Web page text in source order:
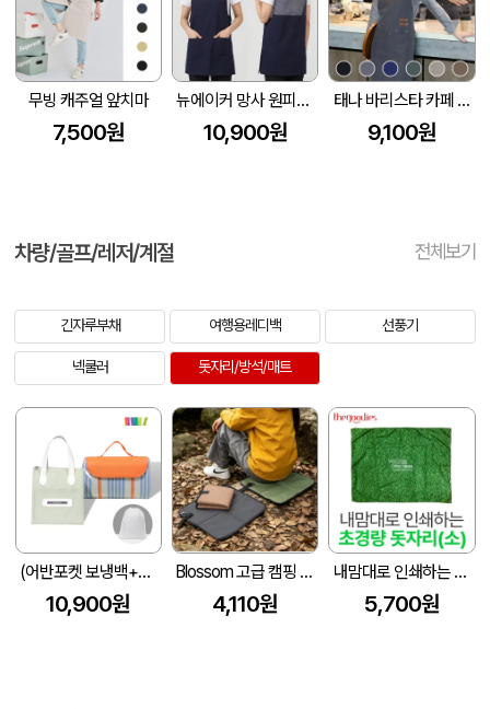
무빙 캐주얼 앞치마
7,500원
뉴에이커 망사 원피스 앞치마 SM-LA58
10,900원
태나 바리스타 카페 방수 앞치마
9,100원
차량/골프/레저/계절 전체보기
긴자루부채 여행용레디백 선풍기
넥쿨러 돗자리/방석/매트
(어반포켓 보냉백+스트라이프 피크닉매트)세트
10,900원
Blossom 고급 캠핑 방수 개인용 폴딩 방석 매트 1P
4,110원
내맘대로 인쇄하는 초경량 돗자리(소)
5,700원